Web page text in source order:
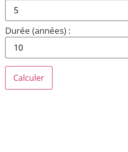
Durée (années) :
Calculer